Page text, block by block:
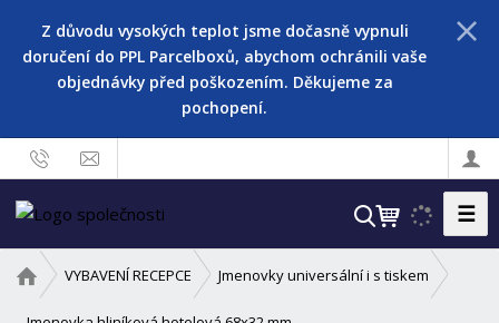
Z důvodu vysokých teplot jsme dočasně vypnuli
doručení do PPL Parcelboxů, abychom ochránili vaše
objednávky před poškozením. Děkujeme za
pochopení.
V
h
☰
v
VYBAVENÍ RECEPCE Jmenovky universální i s tiskem